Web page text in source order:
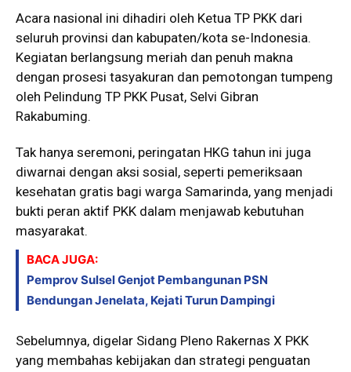
Acara nasional ini dihadiri oleh Ketua TP PKK dari
seluruh provinsi dan kabupaten/kota se-Indonesia.
Kegiatan berlangsung meriah dan penuh makna
dengan prosesi tasyakuran dan pemotongan tumpeng
oleh Pelindung TP PKK Pusat, Selvi Gibran
Rakabuming.
Tak hanya seremoni, peringatan HKG tahun ini juga
diwarnai dengan aksi sosial, seperti pemeriksaan
kesehatan gratis bagi warga Samarinda, yang menjadi
bukti peran aktif PKK dalam menjawab kebutuhan
masyarakat.
BACA JUGA:
Pemprov Sulsel Genjot Pembangunan PSN
Bendungan Jenelata, Kejati Turun Dampingi
Sebelumnya, digelar Sidang Pleno Rakernas X PKK
yang membahas kebijakan dan strategi penguatan